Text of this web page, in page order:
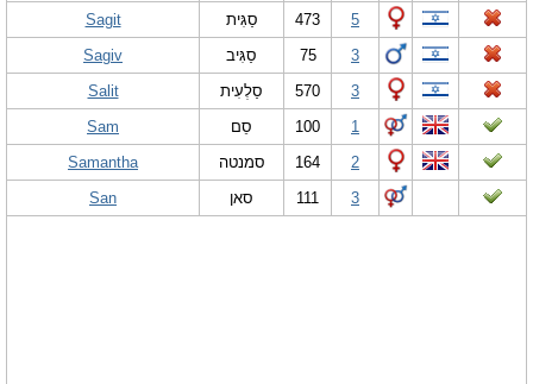
Sagit
סַגִּית 473
5
Sagiv
סַגִּיב 75
3
Salit
סַלְעִית 570
3
Sam
סֵם 100
1
Samantha
סמנטה 164
2
San
סאן 111 3